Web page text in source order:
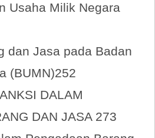
Usaha Milik Negara
dan Jasa pada Badan
(BUMN)252
DALAM
DAN JASA 273